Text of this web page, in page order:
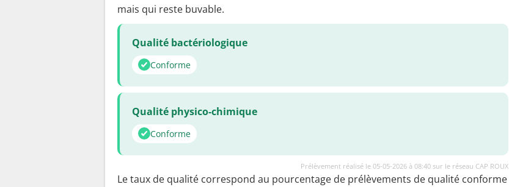
mais qui reste buvable.
Qualité bactériologique
Conforme
Qualité physico-chimique
Conforme
Prélèvement réalisé le 05-05-2026 à 08:40 sur le réseau CAP ROUX
Le taux de qualité correspond au pourcentage de prélèvements de qualité conforme